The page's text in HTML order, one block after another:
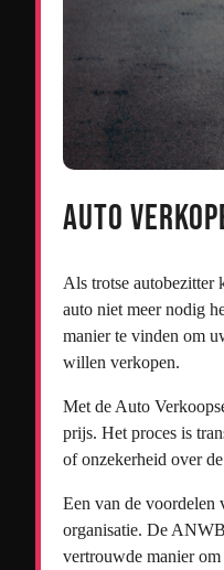
Auto
Als trotse autobezitter
auto niet meer nodig
manier te vinden om
willen verkopen.
Met de Auto
prijs. Het proces is
of onzekerheid over
Een van de voordelen
organisatie. De
vertrouwde manier